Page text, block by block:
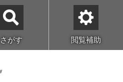
さがす 閲覧補助